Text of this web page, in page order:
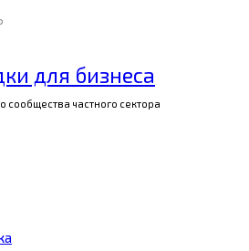
для бизнеса
сообщества частного сектора